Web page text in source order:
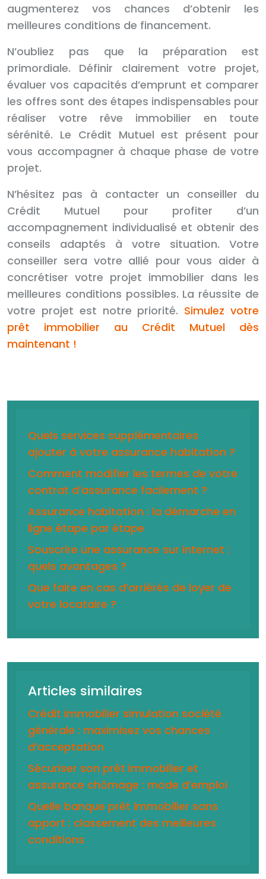
augmenterez vos chances d’obtenir les
meilleures conditions de financement.
N’oubliez pas que la préparation est
primordiale. Définir clairement votre projet,
évaluer vos capacités d’emprunt et comparer
les offres sont des étapes indispensables pour
réaliser votre rêve immobilier en toute
sérénité. Le Crédit Mutuel est présent pour
vous accompagner à chaque phase de votre
projet.
N’hésitez pas à contacter un conseiller du
Crédit Mutuel pour profiter d’un
accompagnement individualisé et obtenir des
conseils adaptés à votre situation. Votre
conseiller sera votre allié pour vous aider à
concrétiser votre projet immobilier dans les
meilleures conditions possibles. La réussite de
votre projet est notre priorité. Simulez votre
prêt immobilier au Crédit Mutuel dès
maintenant !
Quels services supplémentaires
ajouter à votre assurance habitation ?
Comment modifier les termes de votre
contrat d’assurance facilement ?
Assurance habitation : la démarche en
ligne étape par étape
Souscrire une assurance sur internet :
quels avantages ?
Que faire en cas d’arriérés de loyer de
votre locataire ?
Articles similaires
Crédit immobilier simulation société
générale : maximisez vos chances
d’acceptation
Sécuriser son prêt immobilier et
assurance chômage : mode d’emploi
Quelle banque prêt immobilier sans
apport : classement des meilleures
conditions